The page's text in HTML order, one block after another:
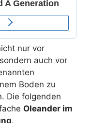
nur vor
auch vor
Boden zu
Die folgenden
Oleander im
.